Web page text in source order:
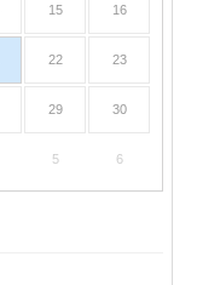
15 16
22 23
29 30
5 6